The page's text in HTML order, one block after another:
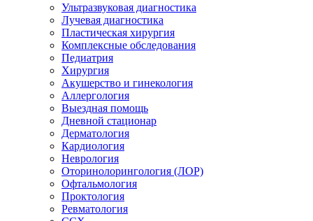
Ультразвуковая диагностика
Лучевая диагностика
Пластическая хирургия
Комплексные обследования
Педиатрия
Хирургия
Акушерство и гинекология
Аллергология
Выездная помощь
Дневной стационар
Дерматология
Кардиология
Неврология
Оторинолорингология (ЛОР)
Офтальмология
Проктология
Ревматология